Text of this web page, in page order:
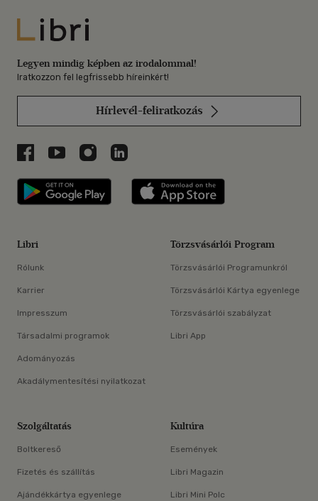
Libri
Legyen mindig képben az irodalommal!
Iratkozzon fel legfrissebb híreinkért!
Hírlevél-feliratkozás
Libri a Facebookon
Libri a Youtube-on
Libri az Instagramon
Libri a LinkedInen
Libri applikáció Szerezd meg: Google
Libri
Rólunk
Karrier
Impresszum
Társadalmi programok
Adományozás
Akadálymentesítési nyilatkozat
Törzsvásárlói Program
Törzsvásárlói Programunkról
Törzsvásárlói Kártya egyenlege
Törzsvásárlói szabályzat
Libri App
Szolgáltatás
Boltkereső
Fizetés és szállítás
Ajándékkártya egyenlege
Kultúra
Események
Libri Magazin
Libri Mini Polc